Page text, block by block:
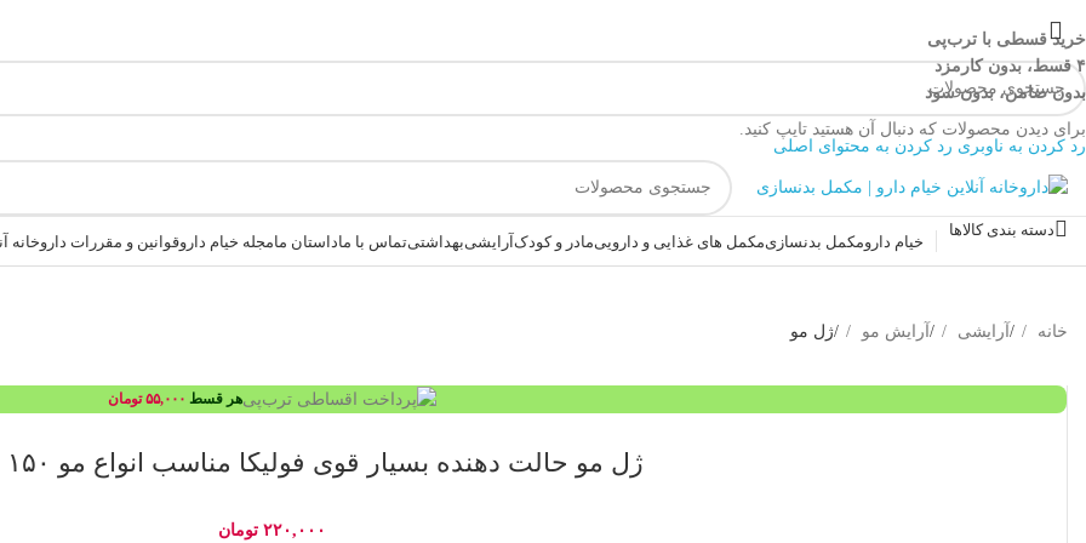
خرید قسطی با ترب‌پی
۴ قسط، بدون کارمزد
بدون ضامن، بدون سود
رد کردن به ناوبری رد کردن به محتوای اصلی
دسته بندی کالاها
خیام دارومکمل بدنسازیمکمل های غذایی و داروییمادر و کودکآرایشیبهداشتیتماس با ماداستان مامجله خیام داروقوانین و مقررات داروخانه
خانه / آرایشی / آرایش مو /ژل مو
هر قسط ۵۵,۰۰۰ تومان
ژل مو حالت دهنده بسیار قوی فولیکا مناسب انواع مو ۱۵۰ میلی لیتر
۲۲۰,۰۰۰ تومان
برای دیدن محصولات که دنبال آن هستید تایپ کنید.